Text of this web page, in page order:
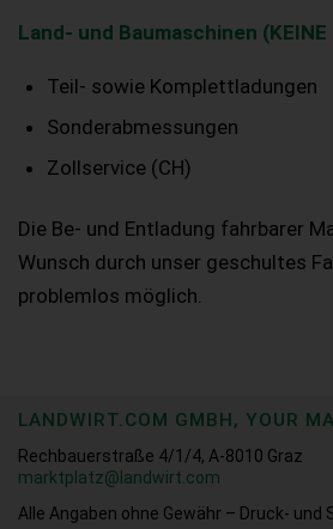
Land- und Baumaschinen
Teil- sowie Komplettladungen
Sonderabmessungen
Zollservice (CH)
Die Be- und Entladung fahrbarer
Wunsch durch unser geschultes
problemlos möglich.
LANDWIRT.COM GMBH, YOUR
Rechbauerstraße 4/1/4, A-8010 Graz
marktplatz@landwirt.com
Alle Angaben ohne Gewähr – Druck- und